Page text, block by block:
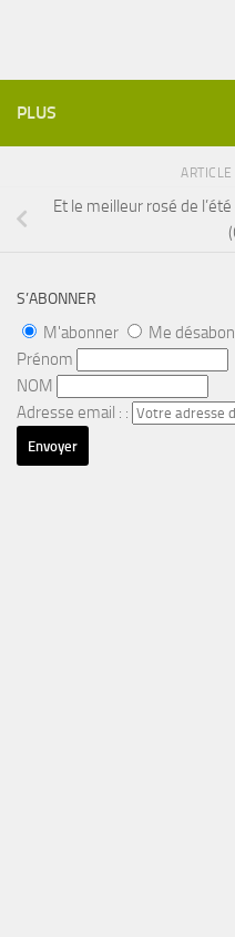
PLUS
Et le meilleur rosé de
S’ABONNER
M'abonner
Me
Prénom
NOM
Adresse email : :